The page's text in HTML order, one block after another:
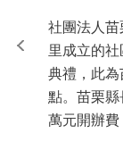
社團法人
里成立的
典禮，此
點。苗栗
萬元開辦費